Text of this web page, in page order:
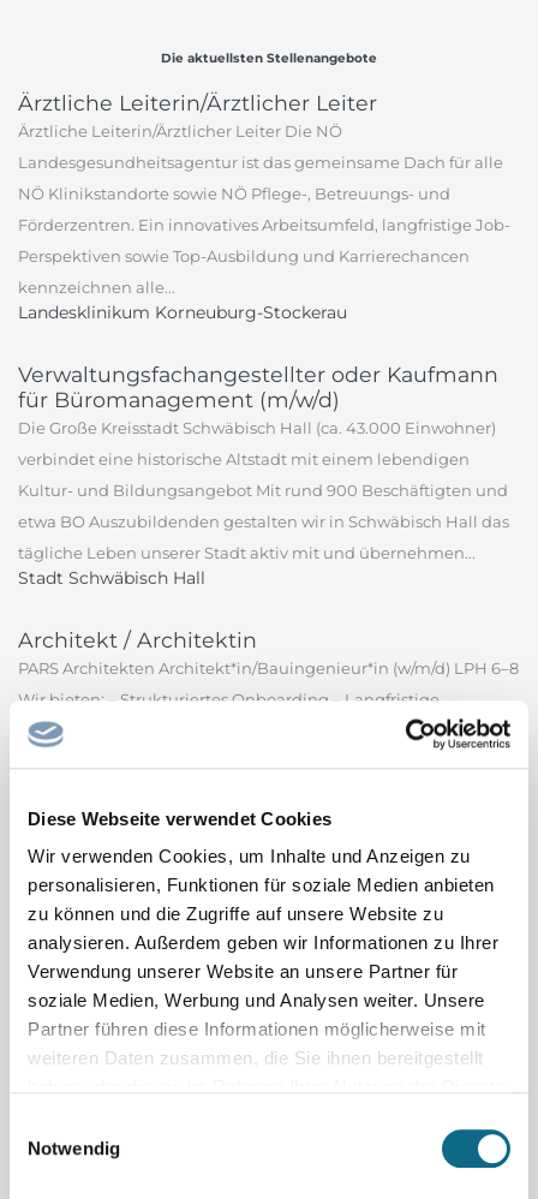
Diese Webseite verwendet Cookies
Wir verwenden Cookies, um Inhalte und Anzeigen zu
personalisieren, Funktionen für soziale Medien anbieten
zu können und die Zugriffe auf unsere Website zu
analysieren. Außerdem geben wir Informationen zu Ihrer
Verwendung unserer Website an unsere Partner für
soziale Medien, Werbung und Analysen weiter. Unsere
Partner führen diese Informationen möglicherweise mit
weiteren Daten zusammen, die Sie ihnen bereitgestellt
Notwendig
Die aktuellsten Stellenangebote
Ärztliche Leiterin/Ärztlicher Leiter
Ärztliche Leiterin/Ärztlicher Leiter Die NÖ
Landesgesundheitsagentur ist das gemeinsame Dach für alle
NÖ Klinikstandorte sowie NÖ Pflege-, Betreuungs- und
Förderzentren. Ein innovatives Arbeitsumfeld, langfristige Job-
Perspektiven sowie Top-Ausbildung und Karrierechancen
kennzeichnen alle...
Landesklinikum Korneuburg-Stockerau
Verwaltungsfachangestellter oder Kaufmann
für Büromanagement (m/w/d)
Die Große Kreisstadt Schwäbisch Hall (ca. 43.000 Einwohner)
verbindet eine historische Altstadt mit einem lebendigen
Kultur- und Bildungsangebot Mit rund 900 Beschäftigten und
etwa BO Auszubildenden gestalten wir in Schwäbisch Hall das
tägliche Leben unserer Stadt aktiv mit und übernehmen...
Stadt Schwäbisch Hall
Architekt / Architektin
PARS Architekten Architekt*in/Bauingenieur*in (w/m/d) LPH 6–8
Wir bieten: – Strukturiertes Onboarding – Langfristige
Perspektive – Stärkung deiner Kompetenzen –
Aufgaben & Perspektiven: – Der Bau...
PARS Architekten GmbH
Spitalfacharzt / Spitalfachärztin Pädiatrie
Oberarzt oder Spitalfacharzt (m/w/d) 60 - 100% (Psychiatrie oder
Pädiatrie) Heilpädagogisch-Psychiatrische Fachstelle (HPF)
Bereich Kinder und Jugend mit Störung der intellektuellen
Entwicklung, Klinik Luzern Per 1. November 2026 oder nach
Vereinbarung Ihre Aufgaben - Ambulante Tätigkeit im...
Co-Chefarzt / Chefärztin mit Option Chefarzt /